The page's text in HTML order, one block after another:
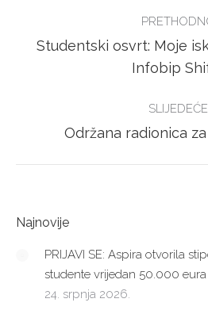
NAVIGATION
post:
Studentski osvrt: Moje
Infobip
SLIJEDEĆE
Next
Održana radionica
Najnovije
PRIJAVI SE: Aspira otvorila
studente vrijedan 50.000 eura
24. srpnja 2026.